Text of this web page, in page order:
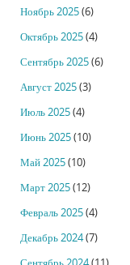
Ноябрь 2025(6)
Октябрь 2025(4)
Сентябрь 2025(6)
Август 2025(3)
Июль 2025(4)
Июнь 2025(10)
Май 2025(10)
Март 2025(12)
Февраль 2025(4)
Декабрь 2024(7)